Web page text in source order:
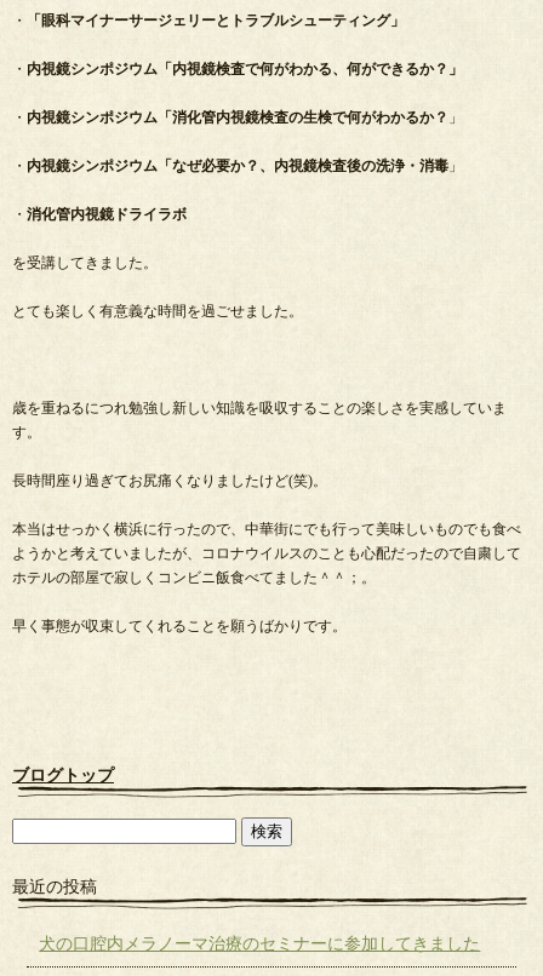
・ 「眼科マイナーサージェリーとトラブルシューティング」
・ 内視鏡シンポジウム「内視鏡検査で何がわかる、何ができるか？」
・ 内視鏡シンポジウム「消化管内視鏡検査の生検で何がわかるか？ 」
・ 内視鏡シンポジウム「なぜ必要か？、内視鏡検査後の洗浄・消毒 」
・ 消化管内視鏡ドライラボ
を受講してきました。
とても楽しく有意義な時間を過ごせました。
歳を重ねるにつれ勉強し新しい知識を吸収することの楽しさを実感していま
す。
長時間座り過ぎてお尻痛くなりましたけど(笑)。
本当はせっかく横浜に行ったので、中華街にでも行って美味しいものでも食べ
ようかと考えていましたが、コロナウイルスのことも心配だったので自粛して
ホテルの部屋で寂しくコンビニ飯食べてました＾＾；。
早く事態が収束してくれることを願うばかりです。
ブログトップ
最近の投稿
犬の口腔内メラノーマ治療のセミナーに参加してきました